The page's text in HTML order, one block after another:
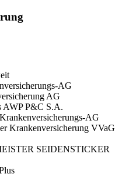
AG
AG
AWP P&C S.A.
AG
Krankenversicherung VVaG
SEIDENSTICKER